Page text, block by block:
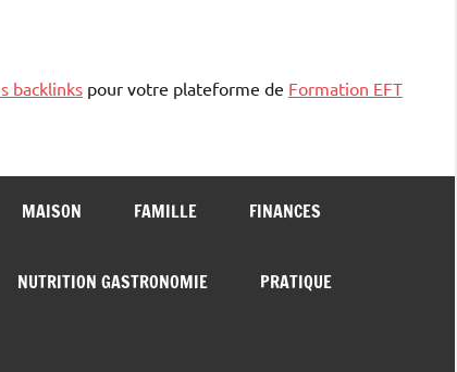
backlinks pour votre plateforme de Formation EFT
MAISON FAMILLE FINANCES
NUTRITION GASTRONOMIE PRATIQUE